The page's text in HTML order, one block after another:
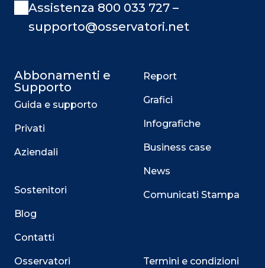
Assistenza 800 033 727 –
supporto@osservatori.net
Abbonamenti e
Supporto
Guida e supporto
Privati
Aziendali
Sostenitori
Blog
Contatti
Osservatori
Report
Grafici
Infografiche
Business case
News
Comunicati Stampa
Termini e condizioni